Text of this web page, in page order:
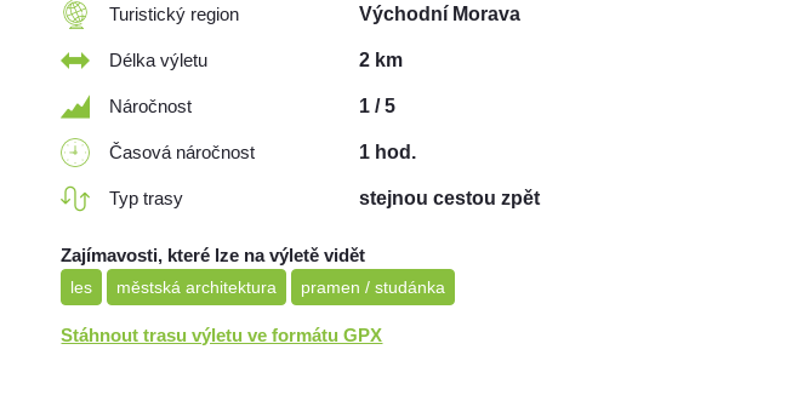
Turistický region Východní Morava
Délka výletu 2 km
Náročnost 1 / 5
Časová náročnost 1 hod.
Typ trasy stejnou cestou zpět
Zajímavosti, které lze na výletě vidět
les městská architektura pramen / studánka
Stáhnout trasu výletu ve formátu GPX